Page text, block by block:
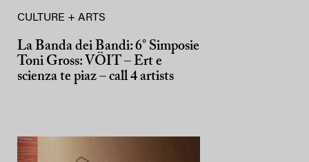
CULTURE + ARTS
La Banda dei Bandi: 6° Simposie
Toni Gross: VÖIT – Ert e
scienza te piaz – call 4 artists